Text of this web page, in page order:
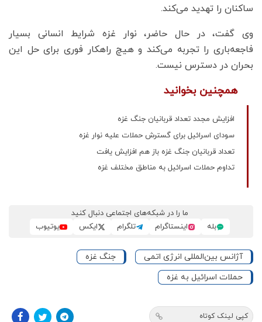
ساکنان را تهدید می‌کند.
وی گفت، در حال حاضر، نوار غزه شرایط انسانی بسیار
فاجعه‌باری را تجربه می‌کند و هیچ راهکار فوری برای حل این
بحران در دسترس نیست.
همچنین بخوانید
افزایش مجدد تعداد قربانیان جنگ غزه
سودای اسرائیل برای گسترش حملات علیه نوار غزه
تعداد قربانیان جنگ غزه باز هم افزایش یافت
تداوم حملات اسرائیل به مناطق مختلف غزه
ما را در شبکه‌های اجتماعی دنبال کنید
بله
اینستاگرام تلگرام ایکس یوتیوب
آژانس بین‌المللی انرژی اتمی
جنگ غزه
حملات اسرائیل به غزه
کپی لینک کوتاه